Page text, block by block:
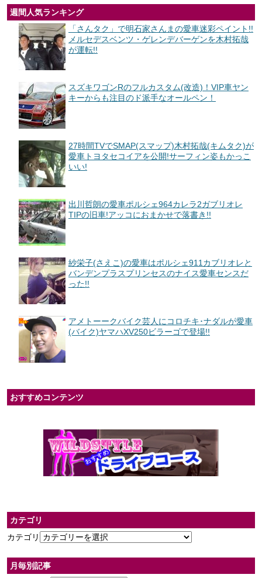
週間人気ランキング
「さんタク」で明石家さんまの愛車迷彩ペイント!!
メルセデスベンツ・ゲレンデバーゲンを木村拓哉
が運転!!
スズキワゴンRのフルカスタム(改造)！VIP車ヤン
キーからも注目のド派手なオールペン！
27時間TVでSMAP(スマップ)木村拓哉(キムタク)が
愛車トヨタセコイアを公開!サーフィン姿もかっこ
いい!
出川哲朗の愛車ポルシェ964カレラ2ガブリオレ
TIPの旧車!アッコにおまかせで落書き!!
紗栄子(さえこ)の愛車はポルシェ911カブリオレと
バンデンプラスプリンセスのナイス愛車センスだ
った!!
アメトーークバイク芸人にコロチキ･ナダルが愛車
(バイク)ヤマハXV250ビラーゴで登場!!
おすすめコンテンツ
カテゴリ
カテゴリ
月毎別記事